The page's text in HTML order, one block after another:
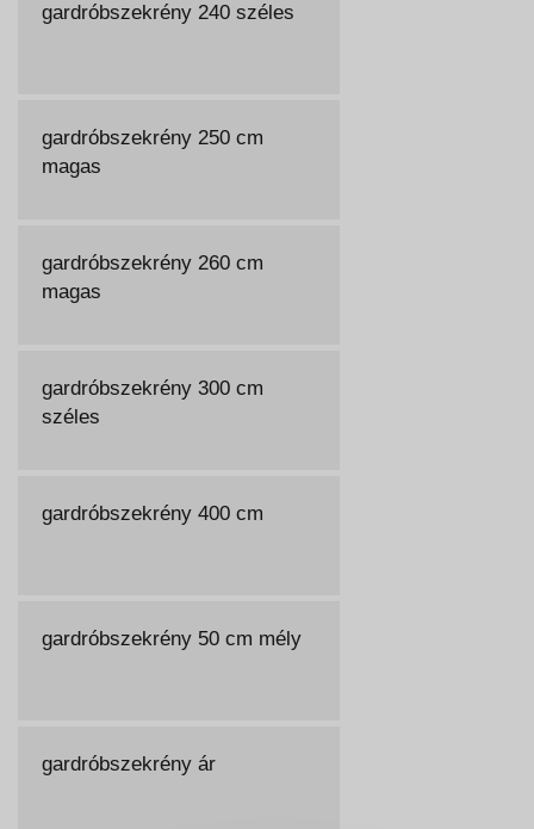
gardróbszekrény 240 széles
gardróbszekrény 250 cm
magas
gardróbszekrény 260 cm
magas
gardróbszekrény 300 cm
széles
gardróbszekrény 400 cm
gardróbszekrény 50 cm mély
gardróbszekrény ár